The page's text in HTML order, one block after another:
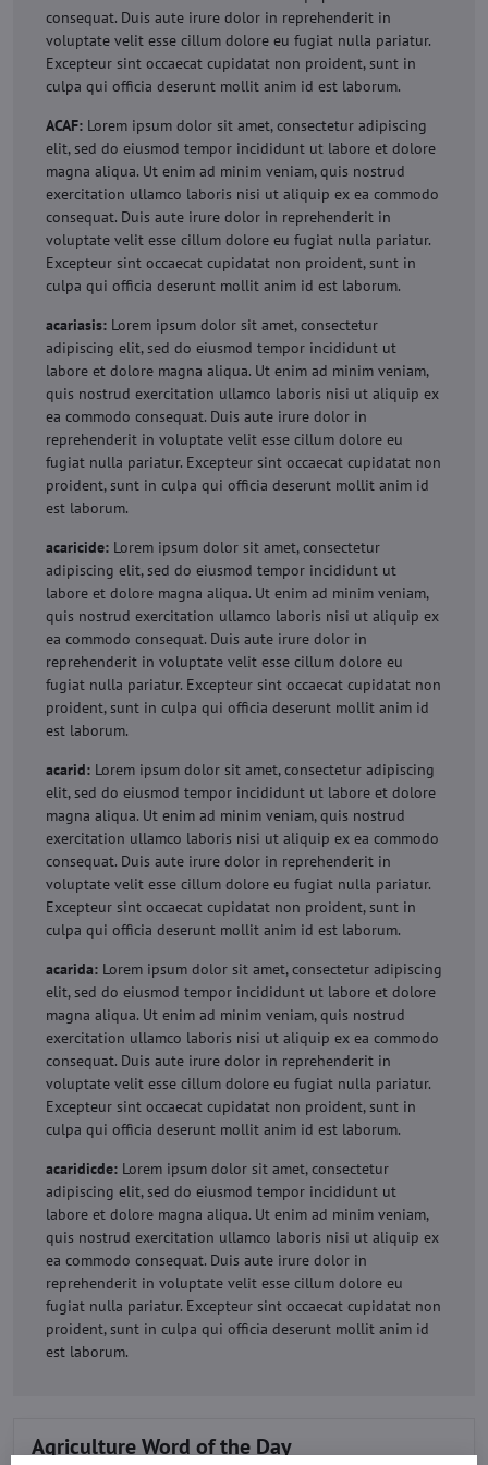
consequat. Duis aute irure dolor in reprehenderit in
voluptate velit esse cillum dolore eu fugiat nulla pariatur.
Excepteur sint occaecat cupidatat non proident, sunt in
culpa qui officia deserunt mollit anim id est laborum.
ACAF: Lorem ipsum dolor sit amet, consectetur adipiscing
elit, sed do eiusmod tempor incididunt ut labore et dolore
magna aliqua. Ut enim ad minim veniam, quis nostrud
exercitation ullamco laboris nisi ut aliquip ex ea commodo
consequat. Duis aute irure dolor in reprehenderit in
voluptate velit esse cillum dolore eu fugiat nulla pariatur.
Excepteur sint occaecat cupidatat non proident, sunt in
culpa qui officia deserunt mollit anim id est laborum.
acariasis: Lorem ipsum dolor sit amet, consectetur
adipiscing elit, sed do eiusmod tempor incididunt ut
labore et dolore magna aliqua. Ut enim ad minim veniam,
quis nostrud exercitation ullamco laboris nisi ut aliquip ex
ea commodo consequat. Duis aute irure dolor in
reprehenderit in voluptate velit esse cillum dolore eu
fugiat nulla pariatur. Excepteur sint occaecat cupidatat non
proident, sunt in culpa qui officia deserunt mollit anim id
est laborum.
acaricide: Lorem ipsum dolor sit amet, consectetur
adipiscing elit, sed do eiusmod tempor incididunt ut
labore et dolore magna aliqua. Ut enim ad minim veniam,
quis nostrud exercitation ullamco laboris nisi ut aliquip ex
ea commodo consequat. Duis aute irure dolor in
reprehenderit in voluptate velit esse cillum dolore eu
fugiat nulla pariatur. Excepteur sint occaecat cupidatat non
proident, sunt in culpa qui officia deserunt mollit anim id
est laborum.
acarid: Lorem ipsum dolor sit amet, consectetur adipiscing
elit, sed do eiusmod tempor incididunt ut labore et dolore
magna aliqua. Ut enim ad minim veniam, quis nostrud
exercitation ullamco laboris nisi ut aliquip ex ea commodo
consequat. Duis aute irure dolor in reprehenderit in
voluptate velit esse cillum dolore eu fugiat nulla pariatur.
Excepteur sint occaecat cupidatat non proident, sunt in
culpa qui officia deserunt mollit anim id est laborum.
acarida: Lorem ipsum dolor sit amet, consectetur adipiscing
elit, sed do eiusmod tempor incididunt ut labore et dolore
magna aliqua. Ut enim ad minim veniam, quis nostrud
exercitation ullamco laboris nisi ut aliquip ex ea commodo
consequat. Duis aute irure dolor in reprehenderit in
voluptate velit esse cillum dolore eu fugiat nulla pariatur.
Excepteur sint occaecat cupidatat non proident, sunt in
culpa qui officia deserunt mollit anim id est laborum.
acaridicde: Lorem ipsum dolor sit amet, consectetur
adipiscing elit, sed do eiusmod tempor incididunt ut
labore et dolore magna aliqua. Ut enim ad minim veniam,
quis nostrud exercitation ullamco laboris nisi ut aliquip ex
ea commodo consequat. Duis aute irure dolor in
reprehenderit in voluptate velit esse cillum dolore eu
fugiat nulla pariatur. Excepteur sint occaecat cupidatat non
proident, sunt in culpa qui officia deserunt mollit anim id
est laborum.
Agriculture Word of the Day